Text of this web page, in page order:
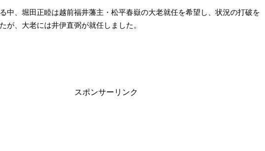
中、堀田正睦は越前福井藩主・松平春嶽の大老就任を希望し、状況の打破を
が、大老には井伊直弼が就任しました。
スポンサーリンク